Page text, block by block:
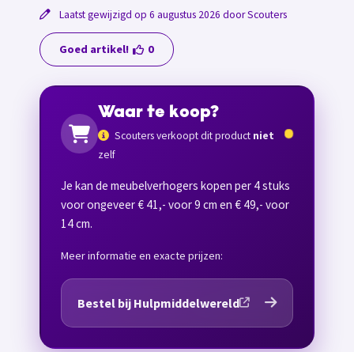
Laatst gewijzigd op 6 augustus 2026 door Scouters
Goed artikel! 0
Waar te koop?
Scouters verkoopt dit product niet
zelf
Je kan de meubelverhogers kopen per 4 stuks
voor ongeveer € 41,- voor 9 cm en € 49,- voor
14 cm.
Meer informatie en exacte prijzen:
Bestel bij Hulpmiddelwereld